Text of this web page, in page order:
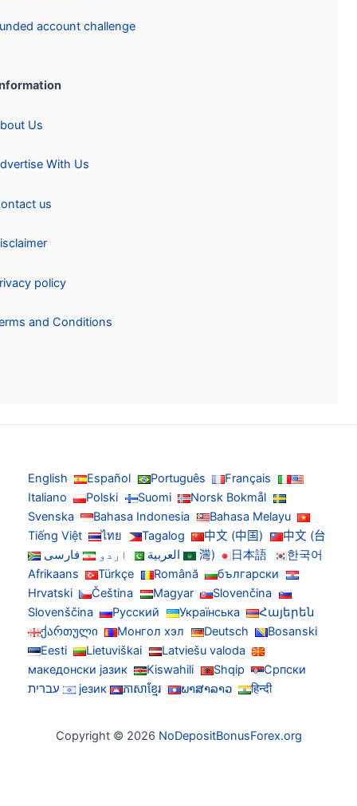
Funded account challenge
Information:
About Us
Advertise With Us
Contact us
Disclaimer
Privacy policy
Terms and Conditions
English Español Português
Français
Italiano
Polski Suomi
Norsk Bokmål
Svenska
Bahasa Indonesia
Bahasa Melayu
Tiếng Việt
ไทย Tagalog 中文 (中国)
中文 (台
灣)
日本語 한국어 العربية اردو
فارسی
Afrikaans
Türkçe Română
български
Hrvatski
Čeština Magyar
Slovenčina
Slovenščina
Русский Українська
Հայերեն
ქართული
Монгол хэл Deutsch
Bosanski
Eesti
Lietuviškai
Latviešu valoda
македонски јазик
Kiswahili Shqip
Српски
језик
ភាសាខ្មែរ ພາສາລາວ हिन्दी עברית
Copyright © 2026NoDepositBonusForex.org